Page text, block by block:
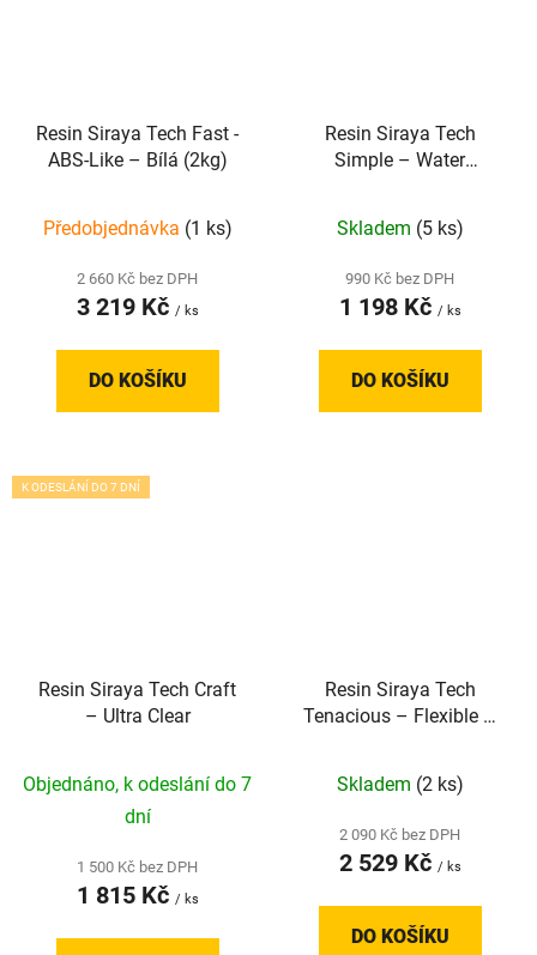
Resin Siraya Tech Fast -
ABS-Like – Bílá (2kg)
Předobjednávka (1 ks)
2 660 Kč bez DPH
3 219 Kč / ks
DO KOŠÍKU
Resin Siraya Tech
Simple – Water
Skladem (5 ks)
990 Kč bez DPH
1 198 Kč / ks
DO KOŠÍKU
K ODESLÁNÍ DO 7 DNÍ
Resin Siraya Tech Craft
– Ultra Clear
Objednáno, k odeslání do 7
dní
1 500 Kč bez DPH
1 815 Kč / ks
Resin Siraya Tech
Tenacious – Flexible –
Skladem (2 ks)
2 090 Kč bez DPH
2 529 Kč / ks
DO KOŠÍKU